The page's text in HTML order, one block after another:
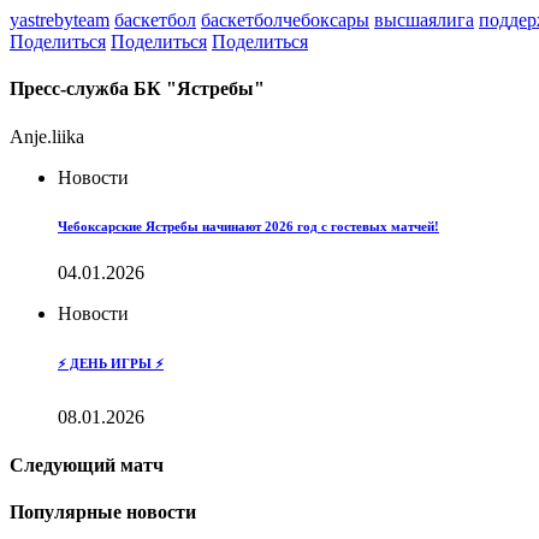
yastrebyteam баскетбол баскетболчебоксары высшаялига
Поделиться Поделиться Поделиться
Пресс-служба БК "Ястребы"
Anje.liika
Новости
Чебоксарские Ястребы начинают 2026 год с гостевых матчей!
04.01.2026
Новости
⚡️ ДЕНЬ ИГРЫ ⚡️
08.01.2026
Следующий матч
Популярные новости